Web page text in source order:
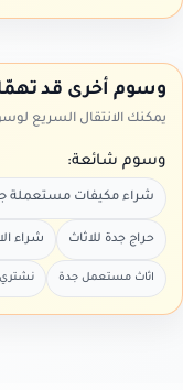
وسوم أخرى قد
يمكنك الانتقال السريع
وسوم شائعة:
شراء مكيفات مستعملة
حراج جدة للاثاث شراء
اثاث مستعمل جدة